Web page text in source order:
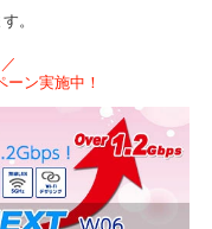
。
ーン実施中！